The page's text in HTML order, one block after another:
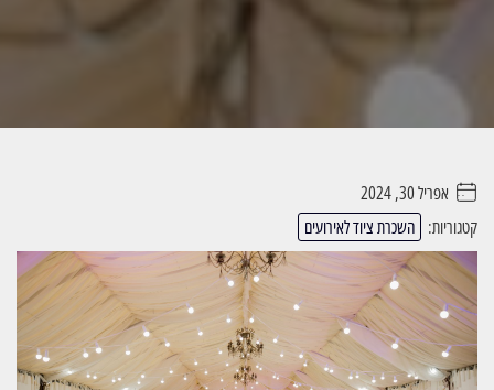
. . . . .אפריל 30, 2024
קטגוריות: השכרת ציוד לאירועים